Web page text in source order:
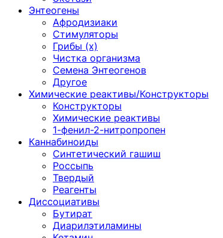
Энтеогены
Афродизиаки
Стимуляторы
Грибы (х)
Чистка организма
Семена Энтеогенов
Другое
Химические реактивы/Конструкторы
Конструкторы
Химические реактивы
1-фенил-2-нитропропен
Каннабиноиды
Синтетический гашиш
Россыпь
Твердый
Реагенты
Диссоциативы
Бутират
Диарилэтиламины